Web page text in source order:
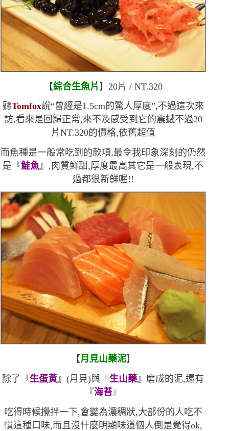
【綜合生魚片 】 20片 / NT.320
聽Tomfox說“曾經是1.5cm的驚人厚度”,不過這次來
訪,看來是回歸正常,來不及感受到它的震撼不過20
片 NT.320的價格,依舊超值
而魚種是一般常吃到的款項,最令我印象深刻的仍然
是『鮭魚』,肉質鮮甜,厚度最高其它是一般表現,不
過都很新鮮喔!!
【月見山藥泥】
除了『 生蛋黃』(月見)與『 生山藥』磨成的泥,還有
『 海苔』
吃得時候攪拌一下,會變為濃稠狀,大部份的人吃不
慣這種口味,而且沒什麼明顯味道個人倒是覺得ok,